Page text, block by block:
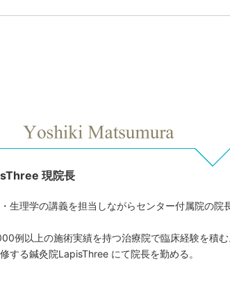
現院長
生理学の講義を担当しながらセンター付属院の院
例以上の施術実績を持つ治療院で臨床経験を積
する鍼灸院LapisThree にて院長を勤める。